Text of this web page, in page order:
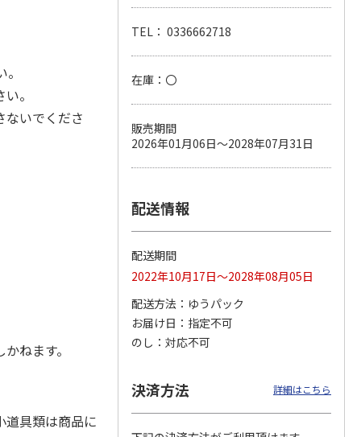
エコリカ エプソ
ン ＭＵＧ－４ＣＬ
対応リサイクルイン
3,740円
(送料別・税込)
対応リサイクルイン
。
いでくださ
ねます。
具類は商品に
TEL： 0336662718
在庫：〇
販売期間
2026年01月06日～2028年07月31日
配送情報
配送期間
2022年10月17日～2028年08月05日
配送方法
ゆうパック
お届け日
指定不可
のし
対応不可
決済方法 詳細はこちら